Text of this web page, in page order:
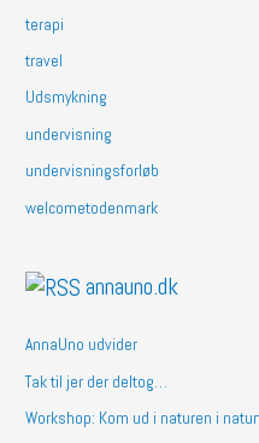
terapi
travel
Udsmykning
undervisning
undervisningsforløb
welcometodenmark
annauno.dk
AnnaUno udvider
Tak til jer der deltog…
Workshop: Kom ud i naturen i